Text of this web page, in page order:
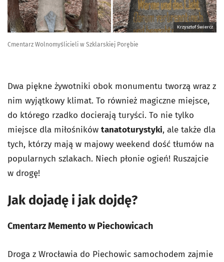
Krzysztof Świercz
Cmentarz Wolnomyślicieli w Szklarskiej Porębie
Dwa piękne żywotniki obok monumentu tworzą wraz z
nim wyjątkowy klimat. To również magiczne miejsce,
do którego rzadko docierają turyści. To nie tylko
miejsce dla miłośników tanatoturystyki, ale także dla
tych, którzy mają w majowy weekend dość tłumów na
popularnych szlakach. Niech płonie ogień! Ruszajcie
w drogę!
Jak dojadę i jak dojdę?
Cmentarz Memento w Piechowicach
Droga z Wrocławia do Piechowic samochodem zajmie